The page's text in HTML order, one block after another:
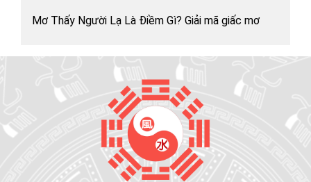
Mơ Thấy Người Lạ Là Điềm Gì? Giải mã giấc mơ